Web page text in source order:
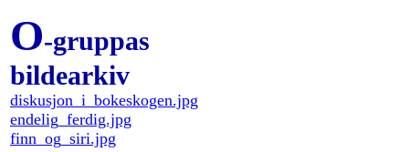
O-gruppas
bildearkiv
diskusjon_i_bokeskogen.jpg
endelig_ferdig.jpg
finn_og_siri.jpg